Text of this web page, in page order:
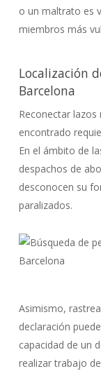
o un maltrato es
miembros más
Localización
Barcelona
Reconectar
encontrado
En el ámbito de
despachos de
desconocen su
paralizados.
Asimismo,
declaración
capacidad de un
realizar trabajo